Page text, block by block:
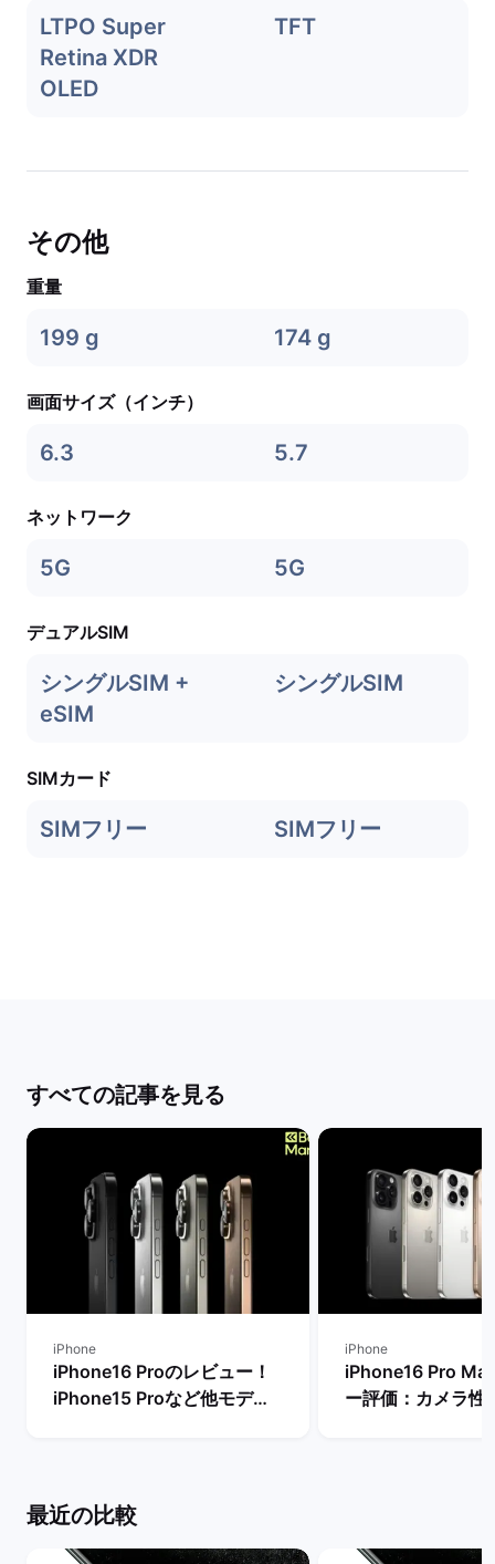
LTPO Super
Retina XDR
OLED
TFT
その他
重量
199 g 174 g
画面サイズ（インチ）
6.3 5.7
ネットワーク
5G 5G
デュアルSIM
シングルSIM +
eSIM
シングルSIM
SIMカード
SIMフリー SIMフリー
すべての記事を見る
iPhone
iPhone16 Proのレビュー！
iPhone15 Proなど他モデル
iPhone
iPhone16 Pro
ー評価：カメラ性
最近の比較